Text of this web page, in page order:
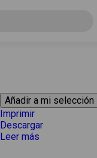
Imprimir
Descargar
Leer más